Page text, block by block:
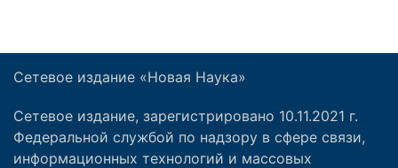
Сетевое издание «Новая Наука»
Сетевое издание, зарегистрировано 10.11.2021 г.
Федеральной службой по надзору в сфере связи,
информационных технологий и массовых